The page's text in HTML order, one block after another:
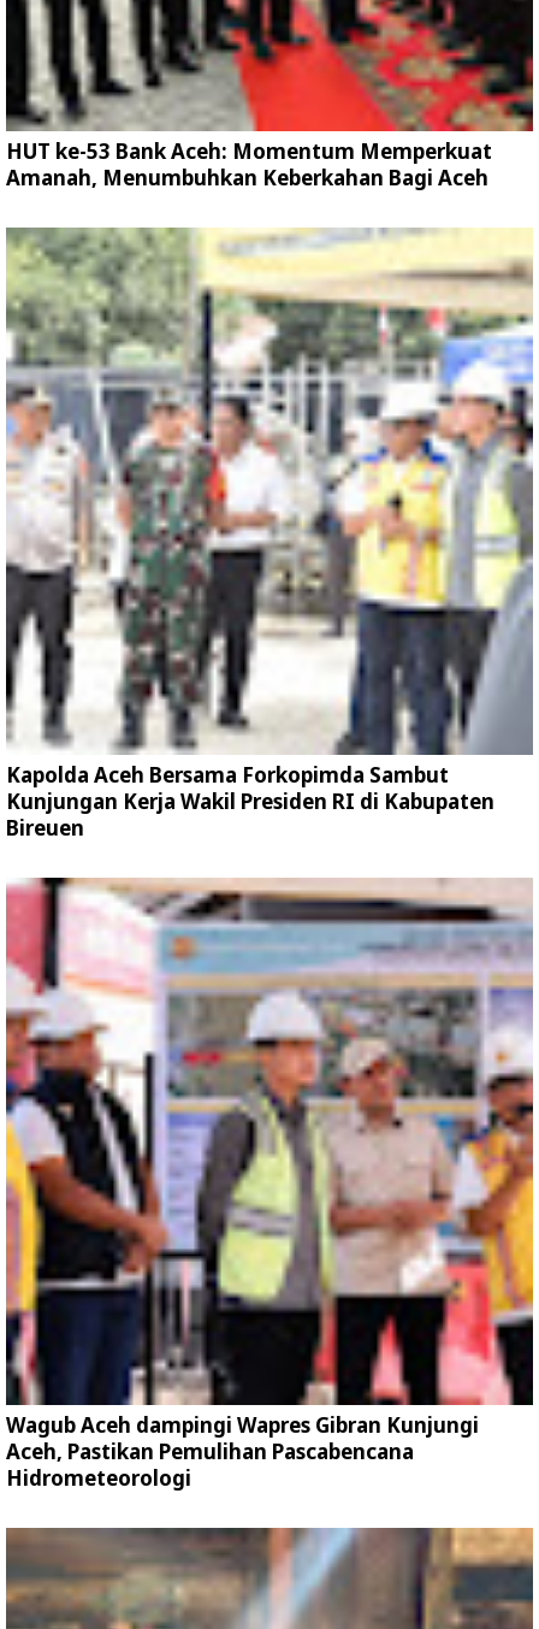
HUT ke-53 Bank Aceh: Momentum Memperkuat
Amanah, Menumbuhkan Keberkahan Bagi Aceh
Kapolda Aceh Bersama Forkopimda Sambut
Kunjungan Kerja Wakil Presiden RI di Kabupaten
Bireuen
Wagub Aceh dampingi Wapres Gibran Kunjungi
Aceh, Pastikan Pemulihan Pascabencana
Hidrometeorologi